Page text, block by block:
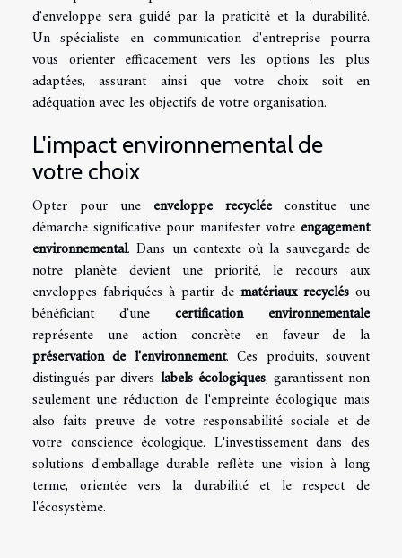
d'enveloppe sera guidé par la praticité et la durabilité.
Un spécialiste en communication d'entreprise pourra
vous orienter efficacement vers les options les plus
adaptées, assurant ainsi que votre choix soit en
adéquation avec les objectifs de votre organisation.
L'impact environnemental de
votre choix
Opter pour une enveloppe recycléeconstitue une
démarche significative pour manifester votre engagement
environnemental. Dans un contexte où la sauvegarde de
notre planète devient une priorité, le recours aux
enveloppes fabriquées à partir de matériaux recyclés ou
bénéficiant d'une certification environnementale
représente une action concrète en faveur de la
préservation de l'environnement. Ces produits, souvent
distingués par divers labels écologiques, garantissent non
seulement une réduction de l'empreinte écologique mais
also faits preuve de votre responsabilité sociale et de
votre conscience écologique. L'investissement dans des
solutions d'emballage durable reflète une vision à long
terme, orientée vers la durabilité et le respect de
l'écosystème.